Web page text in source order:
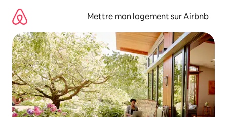
directement
contenu
Mettre mon logement sur Airbnb